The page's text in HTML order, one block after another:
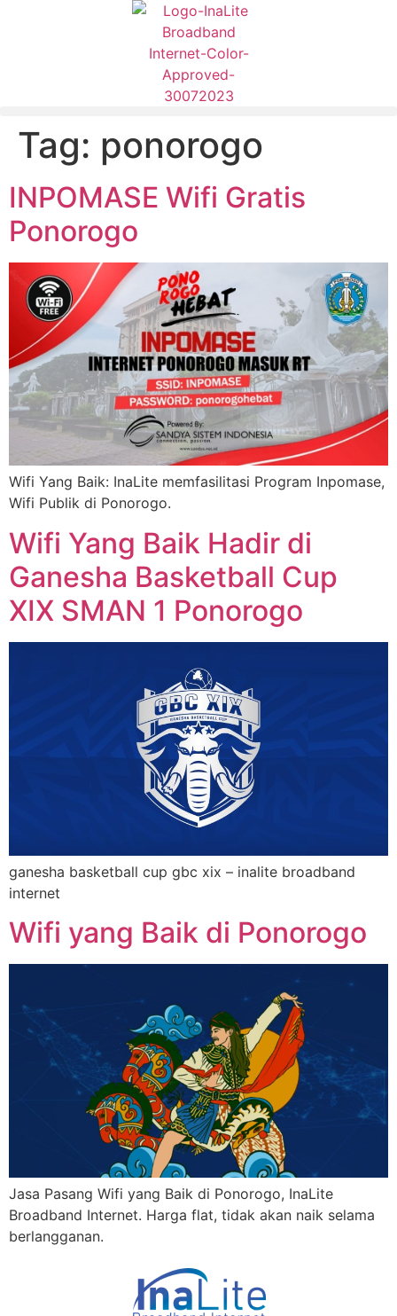
Tag: ponorogo
INPOMASE Wifi Gratis
Ponorogo
Wifi Yang Baik: InaLite memfasilitasi Program Inpomase,
Wifi Publik di Ponorogo.
Wifi Yang Baik Hadir di
Ganesha Basketball Cup
XIX SMAN 1 Ponorogo
ganesha basketball cup gbc xix – inalite broadband
internet
Wifi yang Baik di Ponorogo
Jasa Pasang Wifi yang Baik di Ponorogo, InaLite
Broadband Internet. Harga flat, tidak akan naik selama
berlangganan.